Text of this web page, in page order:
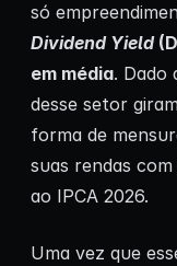
só
Dividend Yield
em média. Dado
desse setor
forma de
suas rendas
ao IPCA 2026.
Uma vez que